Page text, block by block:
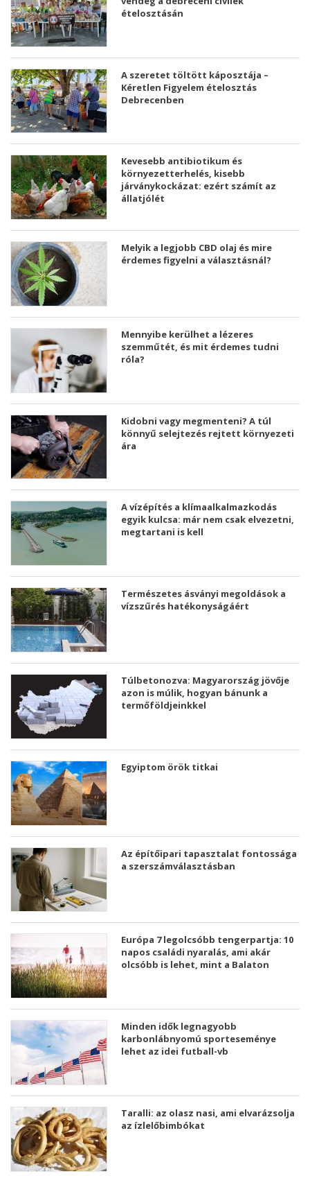
ételosztásán
A szeretet töltött káposztája –
Kéretlen Figyelem ételosztás
Debrecenben
Kevesebb antibiotikum és
környezetterhelés, kisebb
járványkockázat: ezért számít az
állatjólét
Melyik a legjobb CBD olaj és mire
érdemes figyelni a választásnál?
Mennyibe kerülhet a lézeres
szemműtét, és mit érdemes tudni
róla?
Kidobni vagy megmenteni? A túl
könnyű selejtezés rejtett környezeti
ára
A vízépítés a klímaalkalmazkodás
egyik kulcsa: már nem csak elvezetni,
megtartani is kell
Természetes ásványi megoldások a
vízszűrés hatékonyságáért
Túlbetonozva: Magyarország jövője
azon is múlik, hogyan bánunk a
termőföldjeinkkel
Egyiptom örök titkai
Az építőipari tapasztalat fontossága
a szerszámválasztásban
Európa 7 legolcsóbb tengerpartja: 10
napos családi nyaralás, ami akár
olcsóbb is lehet, mint a Balaton
Minden idők legnagyobb
karbonlábnyomú sporteseménye
lehet az idei futball-vb
Taralli: az olasz nasi, ami elvarázsolja
az ízlelőbimbókat